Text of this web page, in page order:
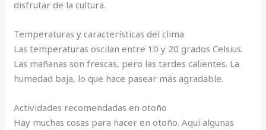
disfrutar de la cultura.
Temperaturas y características del clima
Las temperaturas oscilan entre 10 y 20 grados Celsius.
Las mañanas son frescas, pero las tardes calientes. La
humedad baja, lo que hace pasear más agradable.
Actividades recomendadas en otoño
Hay muchas cosas para hacer en otoño. Aquí algunas